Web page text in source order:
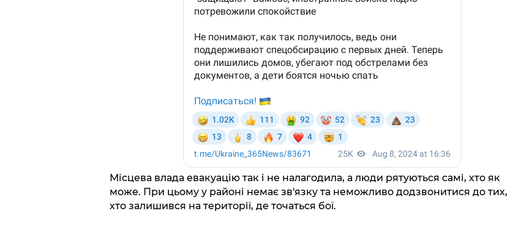
Місцева влада евакуацію так і не налагодила, а люди рятуються самі, хто як
може. При цьому у районі немає зв'язку та неможливо додзвонитися до тих,
хто залишився на території, де точаться бої.